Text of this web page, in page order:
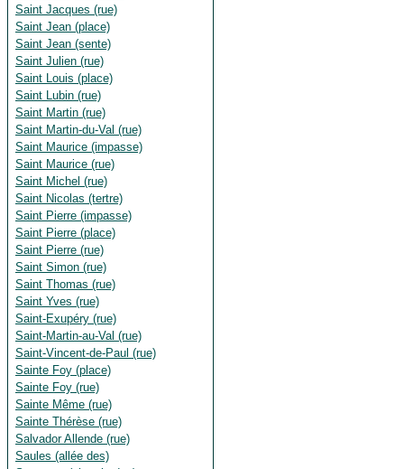
Saint Jacques (rue)
Saint Jean (place)
Saint Jean (sente)
Saint Julien (rue)
Saint Louis (place)
Saint Lubin (rue)
Saint Martin (rue)
Saint Martin-du-Val (rue)
Saint Maurice (impasse)
Saint Maurice (rue)
Saint Michel (rue)
Saint Nicolas (tertre)
Saint Pierre (impasse)
Saint Pierre (place)
Saint Pierre (rue)
Saint Simon (rue)
Saint Thomas (rue)
Saint Yves (rue)
Saint-Exupéry (rue)
Saint-Martin-au-Val (rue)
Saint-Vincent-de-Paul (rue)
Sainte Foy (place)
Sainte Foy (rue)
Sainte Même (rue)
Sainte Thérèse (rue)
Salvador Allende (rue)
Saules (allée des)